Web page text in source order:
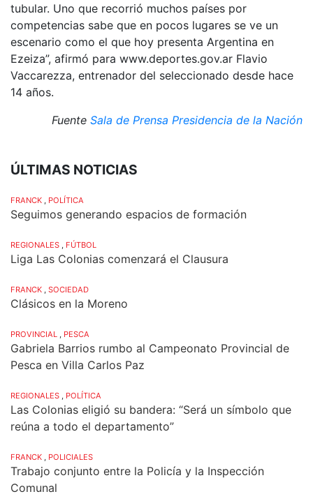
tubular. Uno que recorrió muchos países por
competencias sabe que en pocos lugares se ve un
escenario como el que hoy presenta Argentina en
Ezeiza”, afirmó para www.deportes.gov.ar Flavio
Vaccarezza, entrenador del seleccionado desde hace
14 años.
Fuente Sala de Prensa Presidencia de la Nación
ÚLTIMAS NOTICIAS
FRANCK , POLÍTICA
Seguimos generando espacios de formación
REGIONALES , FÚTBOL
Liga Las Colonias comenzará el Clausura
FRANCK , SOCIEDAD
Clásicos en la Moreno
PROVINCIAL , PESCA
Gabriela Barrios rumbo al Campeonato Provincial de
Pesca en Villa Carlos Paz
REGIONALES , POLÍTICA
Las Colonias eligió su bandera: “Será un símbolo que
reúna a todo el departamento”
FRANCK , POLICIALES
Trabajo conjunto entre la Policía y la Inspección
Comunal